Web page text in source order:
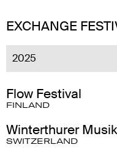
EXCHANGE
2025
Flow Festival
FINLAND
Winterthurer
SWITZERLAND